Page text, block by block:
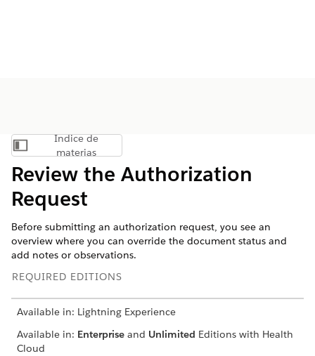
Mostrar índice de materias
Índice de
materias
Review the Authorization
Request
Before submitting an authorization request, you see an
overview where you can override the document status and
add notes or observations.
REQUIRED EDITIONS
Available in: Lightning Experience
Available in: Enterprise and Unlimited Editions with Health
Cloud